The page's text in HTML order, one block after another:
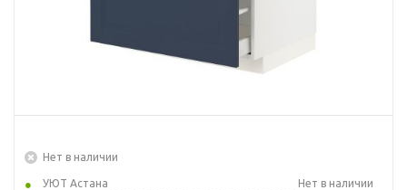
Нет в наличии
УЮТ Астана
Нет в наличии